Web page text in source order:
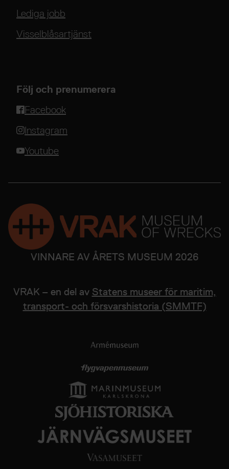
Lediga jobb
Visselblåsartjänst
Följ och prenumerera
Facebook
Instagram
Youtube
VINNARE AV ÅRETS MUSEUM 2026
VRAK – en del av Statens museer för maritim,
transport- och försvarshistoria (SMMTF)